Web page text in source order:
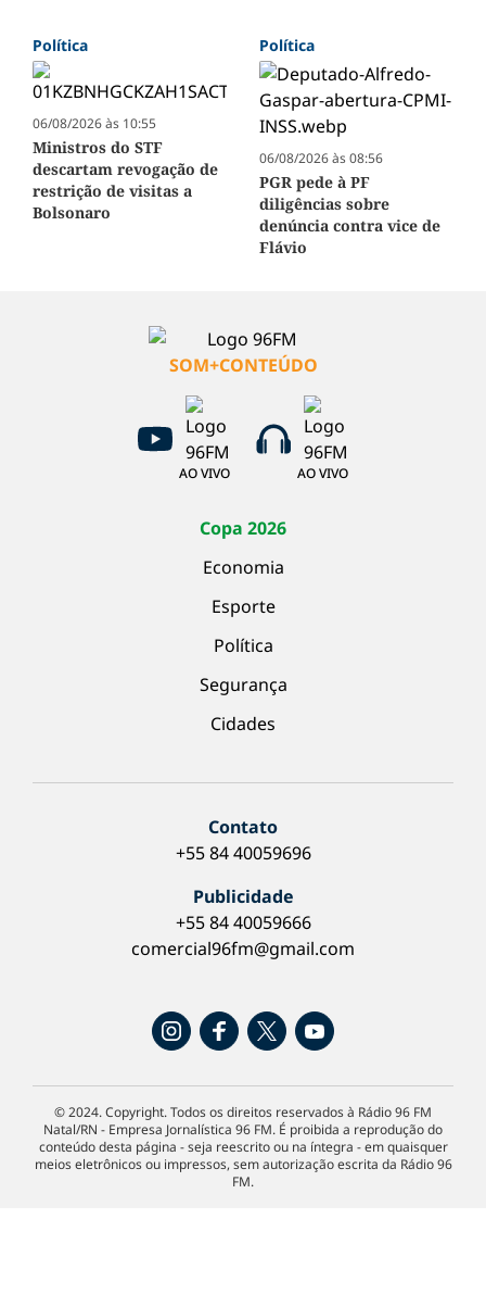
Política
06/08/2026 às 10:55
Ministros do STF
descartam revogação de
restrição de visitas a
Bolsonaro
Política
06/08/2026 às 08:56
PGR pede à PF
diligências sobre
denúncia contra vice de
Flávio
SOM+CONTEÚDO
AO VIVO AO VIVO
Copa 2026
Economia
Esporte
Política
Segurança
Cidades
Contato
+55 84 40059696
Publicidade
+55 84 40059666
comercial96fm@gmail.com
© 2024. Copyright. Todos os direitos reservados à Rádio 96 FM
Natal/RN - Empresa Jornalística 96 FM. É proibida a reprodução do
conteúdo desta página - seja reescrito ou na íntegra - em quaisquer
meios eletrônicos ou impressos, sem autorização escrita da Rádio 96
FM.